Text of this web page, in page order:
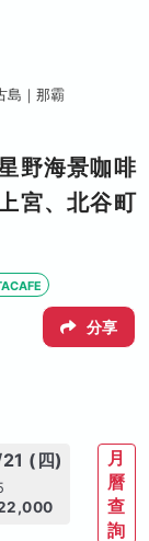
島｜那霸
野海景咖啡
宮、北谷町
分享
(四)
月
曆
查
詢